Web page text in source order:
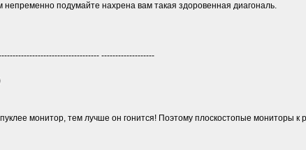
непременно подумайте нахрена вам такая здоровенная диагональ.
-------------------
монитор, тем лучше он гонится! Поэтому плоскостопые мониторы к